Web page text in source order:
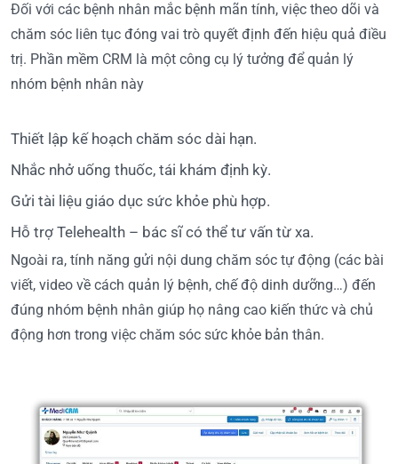
Đối với các bệnh nhân mắc bệnh mãn tính, việc theo dõi và
chăm sóc liên tục đóng vai trò quyết định đến hiệu quả điều
trị. Phần mềm CRM là một công cụ lý tưởng để quản lý
nhóm bệnh nhân này
Thiết lập kế hoạch chăm sóc dài hạn.
Nhắc nhở uống thuốc, tái khám định kỳ.
Gửi tài liệu giáo dục sức khỏe phù hợp.
Hỗ trợ Telehealth – bác sĩ có thể tư vấn từ xa.
Ngoài ra, tính năng gửi nội dung chăm sóc tự động (các bài
viết, video về cách quản lý bệnh, chế độ dinh dưỡng…) đến
đúng nhóm bệnh nhân giúp họ nâng cao kiến thức và chủ
động hơn trong việc chăm sóc sức khỏe bản thân.